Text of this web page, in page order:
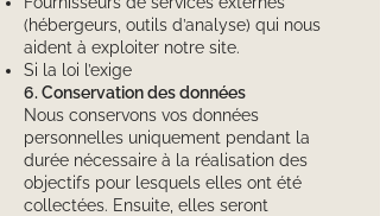
(hébergeurs, outils d’analyse) qui nous
aident à exploiter notre site.
Si la loi l’exige
6. Conservation des données
Nous conservons vos données
personnelles uniquement pendant la
durée nécessaire à la réalisation des
objectifs pour lesquels elles ont été
collectées. Ensuite, elles seront